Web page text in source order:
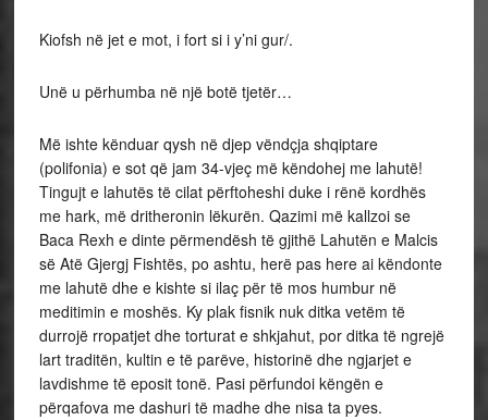
Kiofsh në jet e mot, i fort si i y’ni gur/.
Unë u përhumba në një botë tjetër…
Më ishte kënduar qysh në djep vëndçja shqiptare
(polifonia) e sot që jam 34-vjeç më këndohej me lahutë!
Tingujt e lahutës të cilat përftoheshi duke i rënë kordhës
me hark, më dritheronin lëkurën. Qazimi më kallzoi se
Baca Rexh e dinte përmendësh të gjithë Lahutën e Malcis
së Atë Gjergj Fishtës, po ashtu, herë pas here ai këndonte
me lahutë dhe e kishte si ilaç për të mos humbur në
meditimin e moshës. Ky plak fisnik nuk ditka vetëm të
durrojë rropatjet dhe torturat e shkjahut, por ditka të ngrejë
lart traditën, kultin e të parëve, historinë dhe ngjarjet e
lavdishme të eposit tonë. Pasi përfundoi këngën e
përqafova me dashuri të madhe dhe nisa ta pyes.